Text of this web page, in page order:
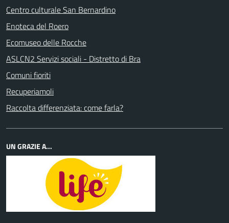
Centro culturale San Bernardino
Enoteca del Roero
Ecomuseo delle Rocche
ASLCN2 Servizi sociali - Distretto di Bra
Comuni fioriti
Recuperiamoli
Raccolta differenziata: come farla?
UN GRAZIE A...